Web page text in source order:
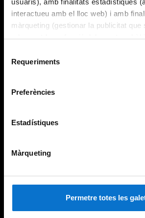
interactueu amb el lloc web) i amb
màrqueting (gestionar la publicitat que
adequant-la en funció dels vostres
consultar laPolítica de galetes del
Requeriments
Preferències
Estadístiques
Màrqueting
Permetre totes les